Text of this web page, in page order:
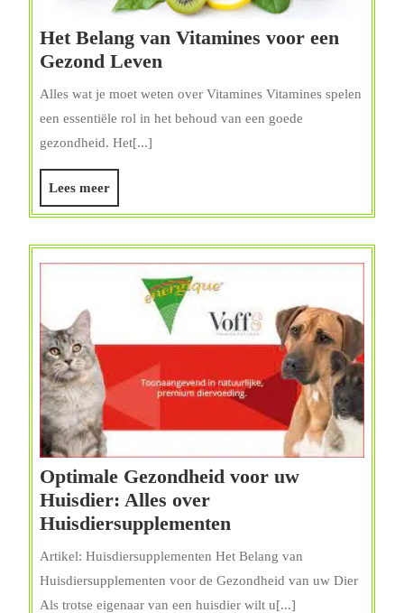
Het Belang van Vitamines voor een
Gezond Leven
Vitamines
Leven
Alles wat je moet weten over Vitamines Vitamines spelen
een essentiële rol in het behoud van een goede
gezondheid. Het[...]
Lees meerLees
meer
Optimale Gezondheid voor uw
Huisdier: Alles over
Huisdiersupplementen
Gezondheid
Artikel: Huisdiersupplementen Het Belang van
Huisdiersupplementen voor de Gezondheid van uw Dier
Als trotse eigenaar van een huisdier wilt u[...]